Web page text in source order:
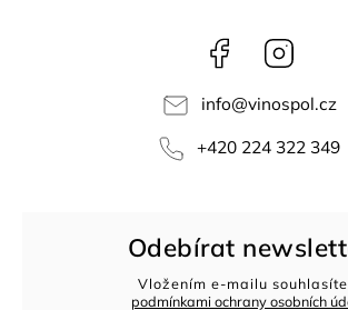
Facebook
info@vinospol.cz
+420 224 322 349
Odebírat
Vložením e-mailu
podmínkami ochrany osobních